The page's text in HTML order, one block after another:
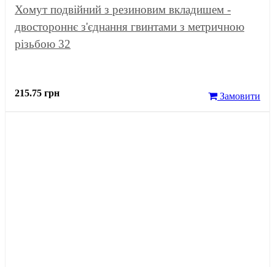
Хомут подвійний з резиновим вкладишем -
двостороннє з'єднання гвинтами з метричною
різьбою 32
215.75 грн Замовити